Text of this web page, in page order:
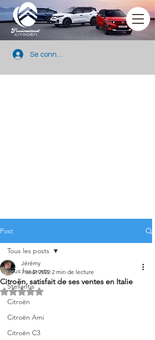
Se connecter
Post
Tous les posts
Stellantis
Citroën
Citroën Ami
Citroën C3
Tous les posts
Citroën, satisfait de ses ventes en Italie
Jérémy
7 août 2022 2 min de lecture
Noté NaN étoiles sur 5.